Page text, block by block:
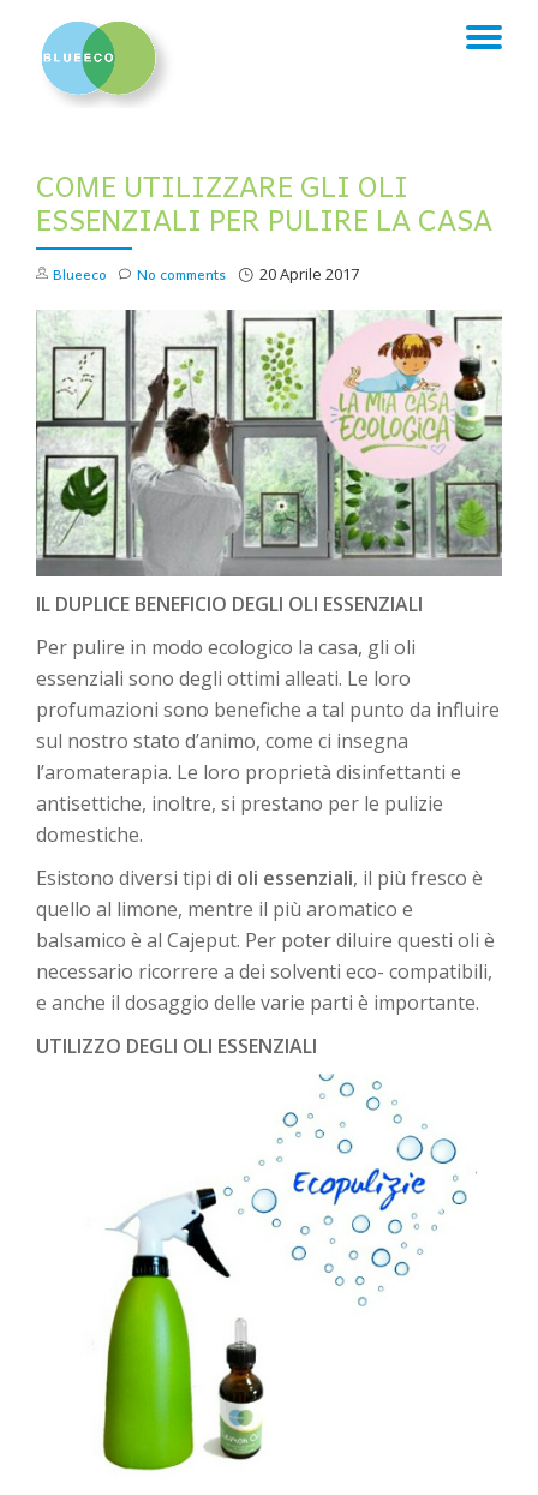
COME UTILIZZARE GLI OLI
ESSENZIALI PER PULIRE LA CASA
Blueeco 20 Aprile 2017
No comments
IL DUPLICE BENEFICIO DEGLI OLI ESSENZIALI
Per pulire in modo ecologico la casa, gli oli
essenziali sono degli ottimi alleati. Le loro
profumazioni sono benefiche a tal punto da influire
sul nostro stato d’animo, come ci insegna
l’aromaterapia. Le loro proprietà disinfettanti e
antisettiche, inoltre, si prestano per le pulizie
domestiche.
Esistono diversi tipi di oli essenziali, il più fresco è
quello al limone, mentre il più aromatico e
balsamico è al Cajeput. Per poter diluire questi oli è
necessario ricorrere a dei solventi eco- compatibili,
e anche il dosaggio delle varie parti è importante.
UTILIZZO DEGLI OLI ESSENZIALI